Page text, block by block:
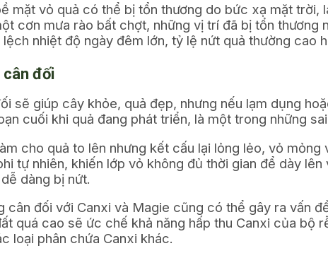
mặt vỏ quả có thể bị tổn thương do bức xạ mặt trời,
cơn mưa rào bất chợt, những vị trí đã bị tổn thương
nhiệt độ ngày đêm lớn, tỷ lệ nứt quả thường cao
cân đối
sẽ giúp cây khỏe, quả đẹp, nhưng nếu lạm dụng
cuối khi quả đang phát triển, là một trong những
cho quả to lên nhưng kết cấu lại lỏng lẻo, vỏ
tự nhiên, khiến lớp vỏ không đủ thời gian để dày
dàng bị nứt.
cân đối với Canxi và Magie cũng có thể gây ra vấn
quá cao sẽ ức chế khả năng hấp thu Canxi của bộ
loại phân chứa Canxi khác.